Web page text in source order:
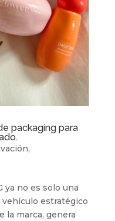
packaging para
,
ya no es solo una
estratégico
la marca, genera